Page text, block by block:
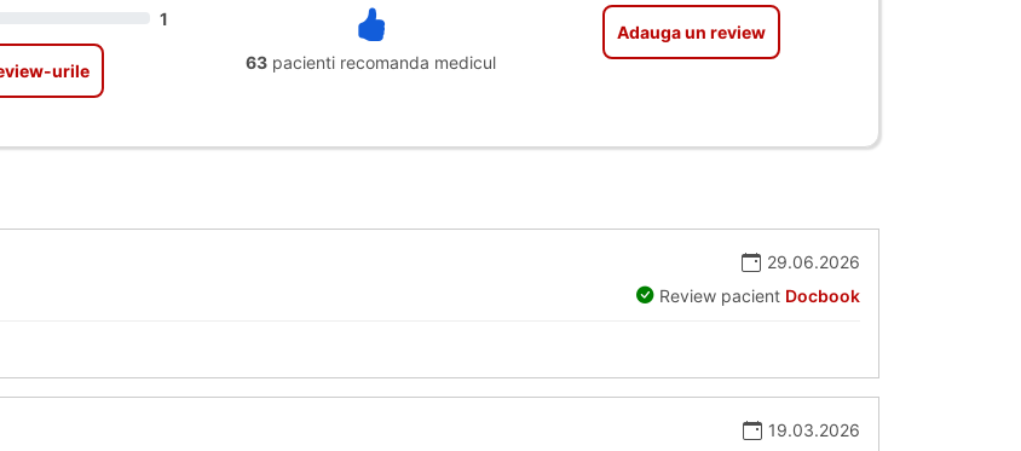
1
urile 63 pacienti recomanda medicul
Adauga un review
29.06.2026
Review pacient Docbook
19.03.2026